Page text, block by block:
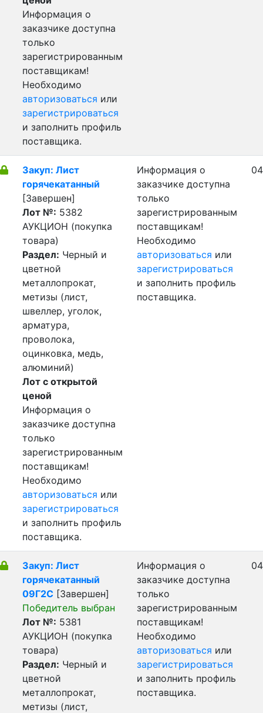
Информация о
заказчике доступна
только
зарегистрированным
поставщикам!
Необходимо
авторизоваться или
зарегистрироваться
и заполнить профиль
поставщика.
Закуп: Лист
горячекатанный
[Завершен]
Лот №: 5382
АУКЦИОН (покупка
товара)
Раздел: Черный и
цветной
металлопрокат,
метизы (лист,
швеллер, уголок,
арматура,
проволока,
оцинковка, медь,
алюминий)
Лот с открытой
ценой
Информация о
заказчике доступна
только
зарегистрированным
поставщикам!
Необходимо
авторизоваться или
зарегистрироваться
и заполнить профиль
поставщика.
Информация о
заказчике доступна
только
зарегистрированным
поставщикам!
Необходимо
авторизоваться или
зарегистрироваться
и заполнить профиль
поставщика.
Закуп: Лист
горячекатанный
09Г2С [Завершен]
Победитель выбран
Лот №: 5381
АУКЦИОН (покупка
товара)
Раздел: Черный и
цветной
металлопрокат,
метизы (лист,
Информация о
заказчике доступна
только
зарегистрированным
поставщикам!
Необходимо
авторизоваться или
зарегистрироваться
и заполнить профиль
поставщика.